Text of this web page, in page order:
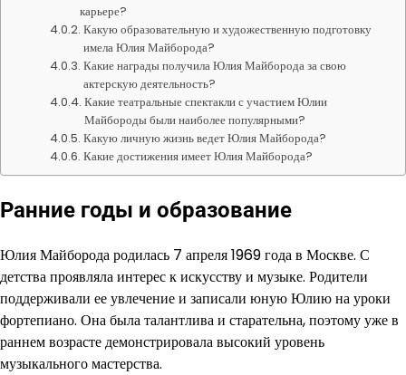
карьере?
Какую образовательную и художественную подготовку
имела Юлия Майборода?
Какие награды получила Юлия Майборода за свою
актерскую деятельность?
Какие театральные спектакли с участием Юлии
Майбороды были наиболее популярными?
Какую личную жизнь ведет Юлия Майборода?
Какие достижения имеет Юлия Майборода?
Ранние годы и образование
Юлия Майборода родилась 7 апреля 1969 года в Москве. С
детства проявляла интерес к искусству и музыке. Родители
поддерживали ее увлечение и записали юную Юлию на уроки
фортепиано. Она была талантлива и старательна, поэтому уже в
раннем возрасте демонстрировала высокий уровень
музыкального мастерства.